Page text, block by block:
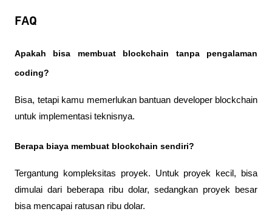
FAQ
Apakah bisa membuat blockchain tanpa pengalaman
coding?
Bisa, tetapi kamu memerlukan bantuan developer blockchain
untuk implementasi teknisnya.
Berapa biaya membuat blockchain sendiri?
Tergantung kompleksitas proyek. Untuk proyek kecil, bisa
dimulai dari beberapa ribu dolar, sedangkan proyek besar
bisa mencapai ratusan ribu dolar.